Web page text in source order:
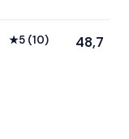
★5 (10) 48,7